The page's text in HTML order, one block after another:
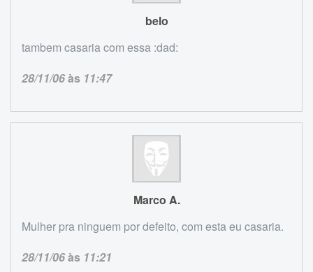
belo
tambem casaria com essa :dad:
28/11/06às 11:47
Marco A.
Mulher pra ninguem por defeito, com esta eu casaria.
28/11/06às 11:21